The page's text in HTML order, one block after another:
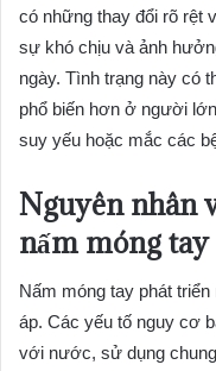
có những thay đổi rõ rệt
sự khó chịu và ảnh
ngày. Tình trạng này có
phổ biến hơn ở người
suy yếu hoặc mắc các
Nguyên nhân
nấm móng tay
Nấm móng tay phát
áp. Các yếu tố nguy cơ
với nước, sử dụng